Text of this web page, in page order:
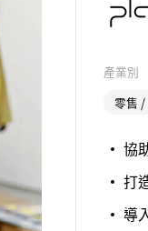
產業別
零售 /
協
打
導